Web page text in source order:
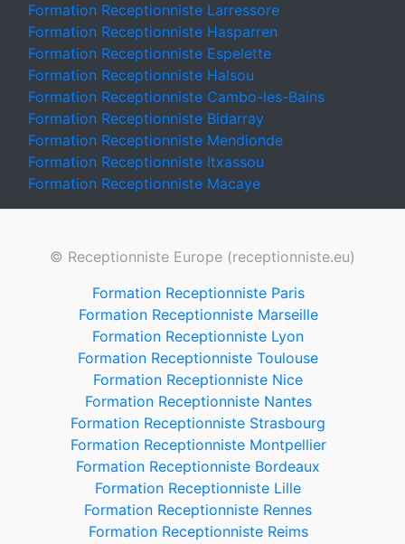
Formation Receptionniste Larressore
Formation Receptionniste Hasparren
Formation Receptionniste Espelette
Formation Receptionniste Halsou
Formation Receptionniste Cambo-les-Bains
Formation Receptionniste Bidarray
Formation Receptionniste Mendionde
Formation Receptionniste Itxassou
Formation Receptionniste Macaye
© Receptionniste Europe (receptionniste.eu)
Formation Receptionniste Paris
Formation Receptionniste Marseille
Formation Receptionniste Lyon
Formation Receptionniste Toulouse
Formation Receptionniste Nice
Formation Receptionniste Nantes
Formation Receptionniste Strasbourg
Formation Receptionniste Montpellier
Formation Receptionniste Bordeaux
Formation Receptionniste Lille
Formation Receptionniste Rennes
Formation Receptionniste Reims